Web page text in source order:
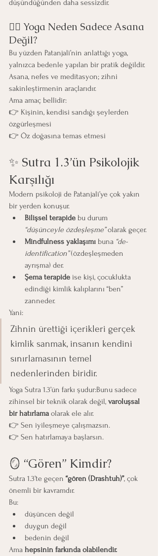
düşündüğünden daha sessizdir.
🧘‍♀️ Yoga Neden Sadece Asana
Değil?
Bu yüzden Patanjali’nin anlattığı yoga,
yalnızca bedenle yapılan bir pratik değildir.
Asana, nefes ve meditasyon; zihni
sakinleştirmenin araçlarıdır.
Ama amaç bellidir:
👉 Kişinin, kendisi sandığı şeylerden
özgürleşmesi
👉 Öz doğasına temas etmesi
✨ Sutra 1.3’ün Psikolojik
Karşılığı
Modern psikoloji de Patanjali’ye çok yakın
bir yerden konuşur.
Bilişsel terapide bu durum
“düşünceyle özdeşleşme” olarak geçer.
Mindfulness yaklaşımı buna “de-
identification” (özdeşleşmeden
ayrışma) der.
Şema terapide ise kişi, çocuklukta
edindiği kimlik kalıplarını “ben”
zanneder.
Yani:
Zihnin ürettiği içerikleri gerçek
kimlik sanmak, insanın kendini
sınırlamasının temel
nedenlerinden biridir.
Yoga Sutra 1.3’ün farkı şudur:Bunu sadece
zihinsel bir teknik olarak değil, varoluşsal
bir hatırlama olarak ele alır.
👉 Sen iyileşmeye çalışmazsın.
🪞 “Gören” Kimdir?
Sutra 1.3’te geçen “gören (Drashtuh)”, çok
önemli bir kavramdır.
Bu:
düşüncen değil
duygun değil
bedenin değil
Ama hepsinin farkında olabilendir.